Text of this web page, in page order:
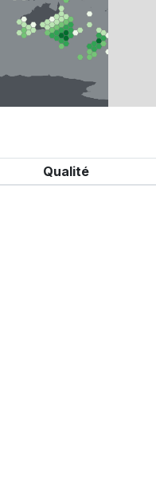
Qualité